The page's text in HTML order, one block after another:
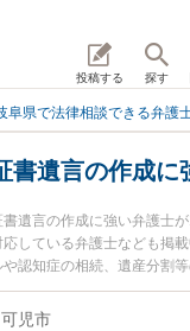
投稿する 探す
阜県で法律相談できる弁護
書遺言の作成に
遺言の作成に強い弁護士
している弁護士なども掲
認知症の相続、遺産分割
にたかい総合法律事務所
、強みなどが注目されてい
児市